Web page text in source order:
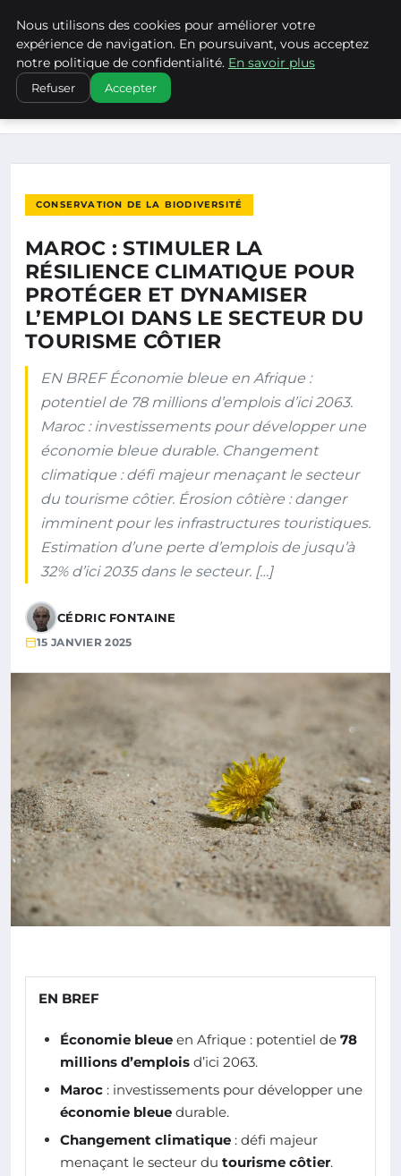
CLIMATECHANGENEBRASKA
ACCUEIL
CONSERVATION DE LA BIODIVERSITÉ
MAROC : STIMULER LA RÉSILIENCE CLIMATIQUE POUR
CONSERVATION DE LA BIODIVERSITÉ
MAROC : STIMULER LA
RÉSILIENCE CLIMATIQUE POUR
PROTÉGER ET DYNAMISER
L’EMPLOI DANS LE SECTEUR DU
TOURISME CÔTIER
EN BREF Économie bleue en Afrique :
potentiel de 78 millions d’emplois d’ici 2063.
Maroc : investissements pour développer une
économie bleue durable. Changement
climatique : défi majeur menaçant le secteur
du tourisme côtier. Érosion côtière : danger
imminent pour les infrastructures touristiques.
Estimation d’une perte d’emplois de jusqu’à
32% d’ici 2035 dans le secteur. […]
CÉDRIC FONTAINE
15 JANVIER 2025
EN BREF
Économie bleue en Afrique : potentiel de 78
millions d’emplois d’ici 2063.
Maroc : investissements pour développer une
économie bleue durable.
Changement climatique : défi majeur
menaçant le secteur du tourisme côtier.
Nous utilisons des cookies pour améliorer votre
expérience de navigation. En poursuivant, vous acceptez
notre politique de confidentialité. En savoir plus
Refuser Accepter